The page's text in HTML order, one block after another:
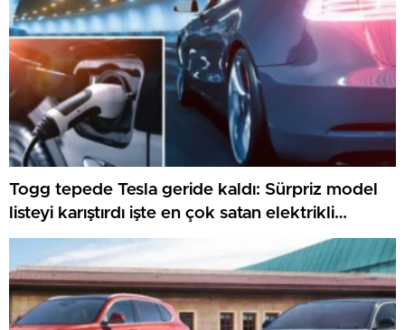
Togg tepede Tesla geride kaldı: Sürpriz model
listeyi karıştırdı işte en çok satan elektrikli
arabalar